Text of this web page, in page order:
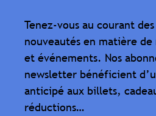
Tenez-vous au courant
nouveautés en matière de
et événements. Nos
newsletter bénéficient
anticipé aux billets,
réductions…